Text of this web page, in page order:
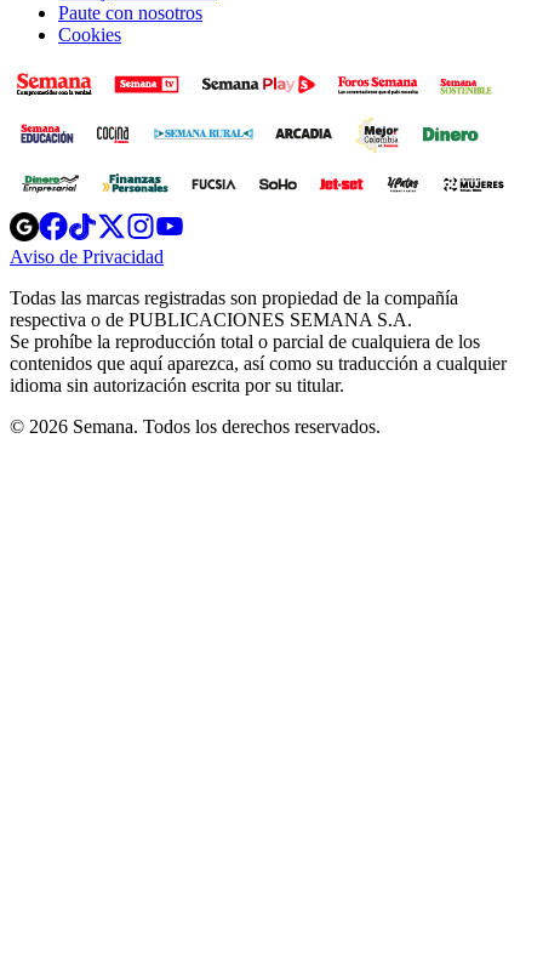
Paute con nosotros
Cookies
Opens
in
new
Opens
in
new
Opens
in
new
window
Opens
new
windowwindow
Aviso de Privacidad
new
window
Todas las marcas registradas son propiedad de la compañía
respectiva o de PUBLICACIONES SEMANA S.A.
Se prohíbe la reproducción total o parcial de cualquiera de los
contenidos que aquí aparezca, así como su traducción a cualquier
idioma sin autorización escrita por su titular.
© 2026 Semana. Todos los derechos reservados.